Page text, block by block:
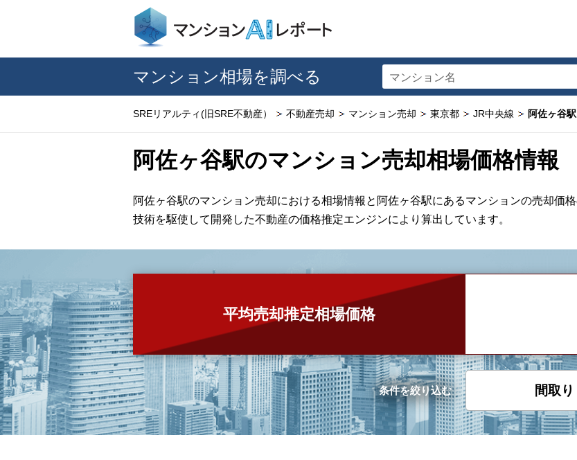
マンション相場を調べる マンション名
SREリアルティ(旧SRE不動産） 不動産売却 マンション売却 東京都 JR中央線 阿佐ヶ谷駅
阿佐ヶ谷駅のマンション売却相場価格情報
阿佐ヶ谷駅のマンション売却における相場情報と阿佐ヶ谷駅にあるマンションの売却価
技術を駆使して開発した不動産の価格推定エンジンにより算出しています。
平均売却推定相場価格
条件を絞り込む 間取